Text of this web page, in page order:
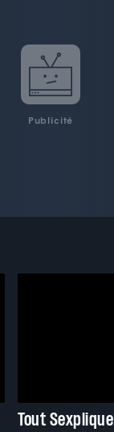
Publicité
Tout Sexplique